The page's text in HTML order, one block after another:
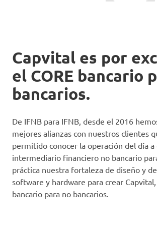
Capvital es por
el CORE bancario
bancarios.
De IFNB para IFNB, desde el 2016
mejores alianzas con nuestros clientes
permitido conocer la operación del día a
intermediario financiero no bancario
práctica nuestra fortaleza de diseño y
software y hardware para crear Capvital,
bancario para no bancarios.